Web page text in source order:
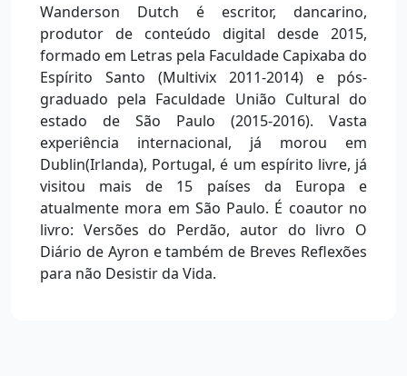
Wanderson Dutch é escritor, dancarino,
produtor de conteúdo digital desde 2015,
formado em Letras pela Faculdade Capixaba do
Espírito Santo (Multivix 2011-2014) e pós-
graduado pela Faculdade União Cultural do
estado de São Paulo (2015-2016). Vasta
experiência internacional, já morou em
Dublin(Irlanda), Portugal, é um espírito livre, já
visitou mais de 15 países da Europa e
atualmente mora em São Paulo. É coautor no
livro: Versões do Perdão, autor do livro O
Diário de Ayron e também de Breves Reflexões
para não Desistir da Vida.